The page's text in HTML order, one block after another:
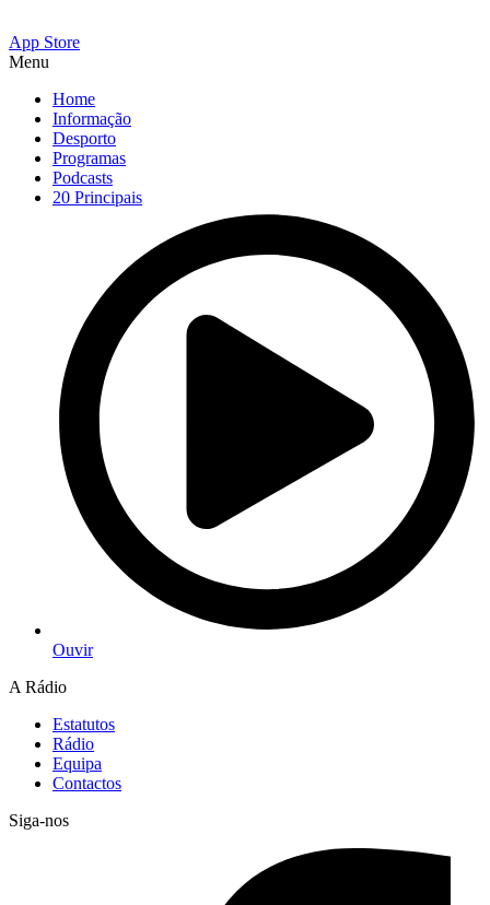
App Store
Menu
Home
Informação
Desporto
Programas
Podcasts
20 Principais
Ouvir
A Rádio
Estatutos
Rádio
Equipa
Contactos
Siga-nos